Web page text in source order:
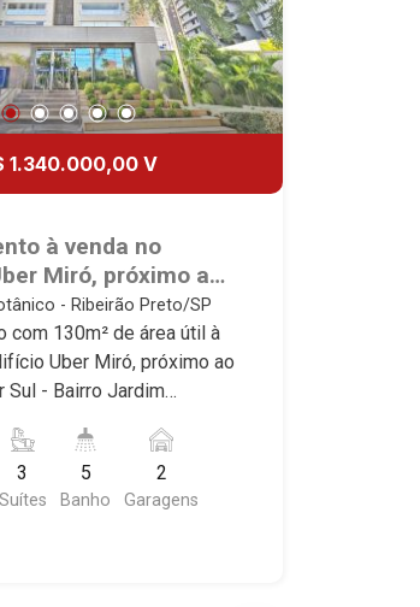
1.340.000,00 V
à venda no
Miró, próximo ao
Sul - Ribeirão
- Ribeirão Preto/SP
com 130m² de área útil à
Uber Miró, próximo ao
Sul - Bairro Jardim
deste imóvel que a
selecionou para
3
Suítes
5
Banho
2
Garagens